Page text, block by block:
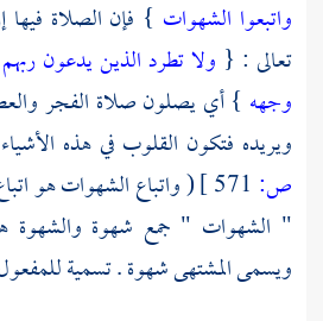
واتبعوا الشهوات } فإن الصلاة فيها
تعالى : { ولا تطرد الذين يدعون
وجهه } أي يصلون صلاة الفجر
ويريده فتكون القلوب في هذه
ص:
( واتباع الشهوات هو
" الشهوات " جمع شهوة
ويسمى المشتهى شهوة . تسمية